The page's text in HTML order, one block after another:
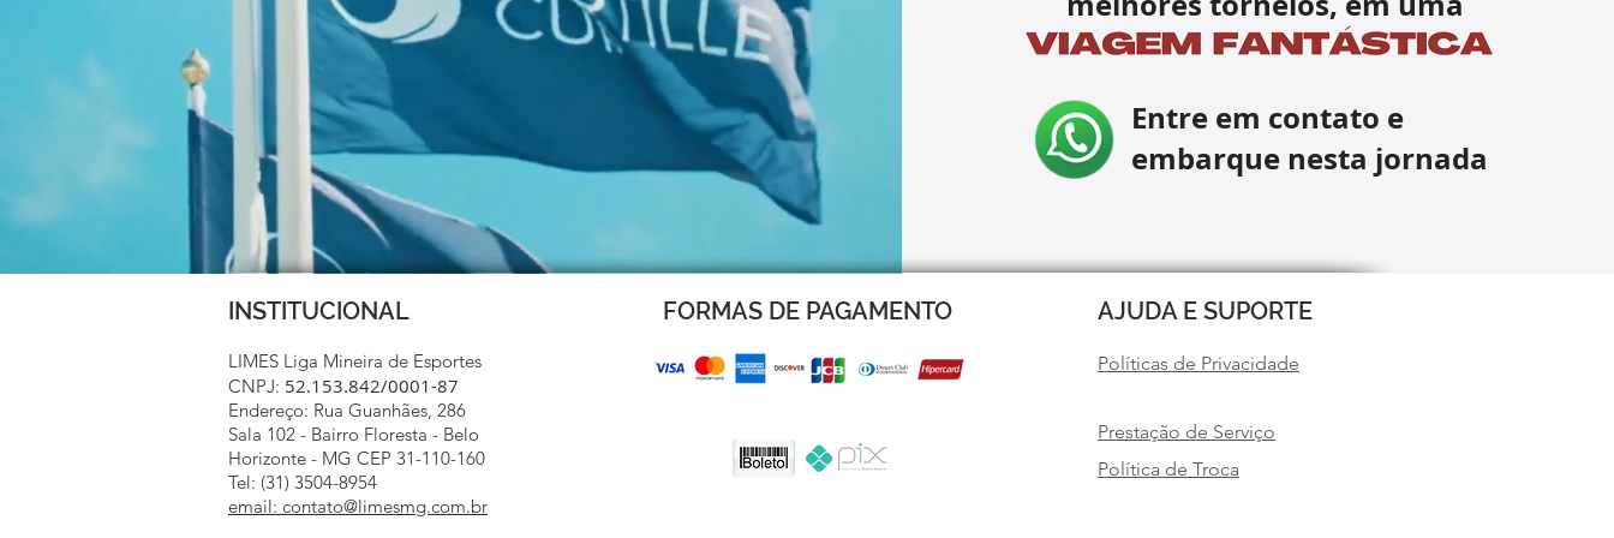
Entre em contato e
embarque nesta jornada
INSTITUCIONAL
LIMES Liga Mineira de Esportes
CNPJ: 52.153.842/0001-87
Endereço: Rua Guanhães, 286
Sala 102 - Bairro Floresta - Belo
Horizonte - MG CEP 31-110-160
Tel: (31) 3504-8954
email: contato@limesmg.com.br
FORMAS DE PAGAMENTO AJUDA E SUPORTE
Políticas de Privacidade
Prestação de Serviço
Política de Troca